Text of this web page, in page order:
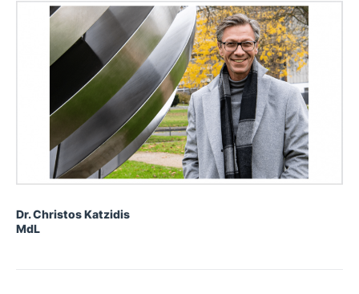
Dr. Christos Katzidis
MdL